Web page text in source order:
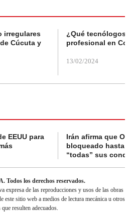
irregulares
Cúcuta y
¿Qué tecnólogos
profesional en
13/02/2024
EEUU para
Irán afirma que
bloqueado hasta
“todas” sus
Todos los derechos reservados.
expresa de las reproducciones y usos de las obras
este sitio web a medios de lectura mecánica u otros
que resulten adecuados.